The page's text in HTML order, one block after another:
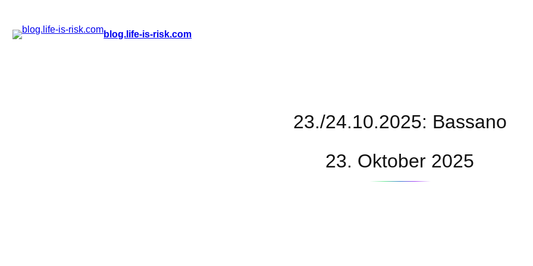
Zum
blog.life-is-risk.com
23./24.10.2025: Bassano
23. Oktober 2025